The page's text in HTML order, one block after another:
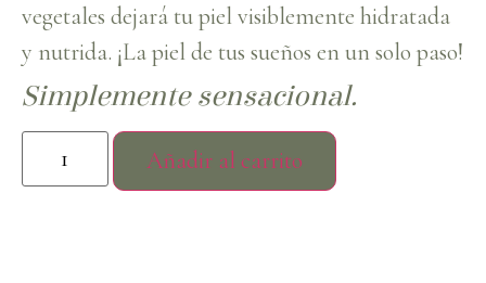
vegetales dejará tu piel visiblemente hidratada
y nutrida. ¡La piel de tus sueños en un solo paso!
Simplemente sensacional.
Añadir al carrito